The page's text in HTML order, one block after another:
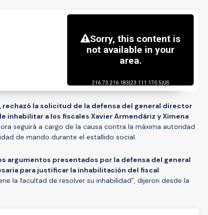
rechazó la solicitud de la defensa del general director
inhabilitar a los fiscales Xavier Armendáriz y Ximena
seguirá a cargo de la causa contra la máxima autoridad
de mando durante el estallido social.
argumentos presentados por la defensa del general
para justificar la inhabilitación del fiscal
la facultad de resolver su inhabilidad”, dijeron desde la